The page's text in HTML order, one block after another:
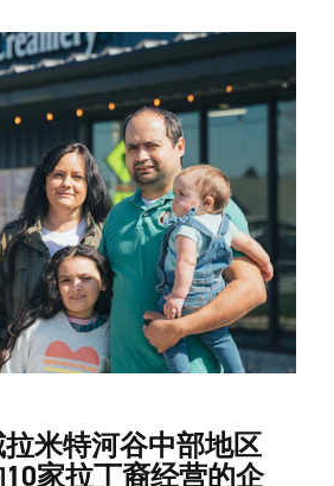
米特河谷中部地区
家拉丁裔经营的企